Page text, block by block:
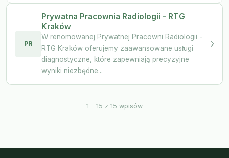
PR
Prywatna Pracownia Radiologii - RTG
Kraków
W renomowanej Prywatnej Pracowni Radiologii -
RTG Kraków oferujemy zaawansowane usługi
diagnostyczne, które zapewniają precyzyjne
wyniki niezbędne...
1 - 15 z 15 wpisów